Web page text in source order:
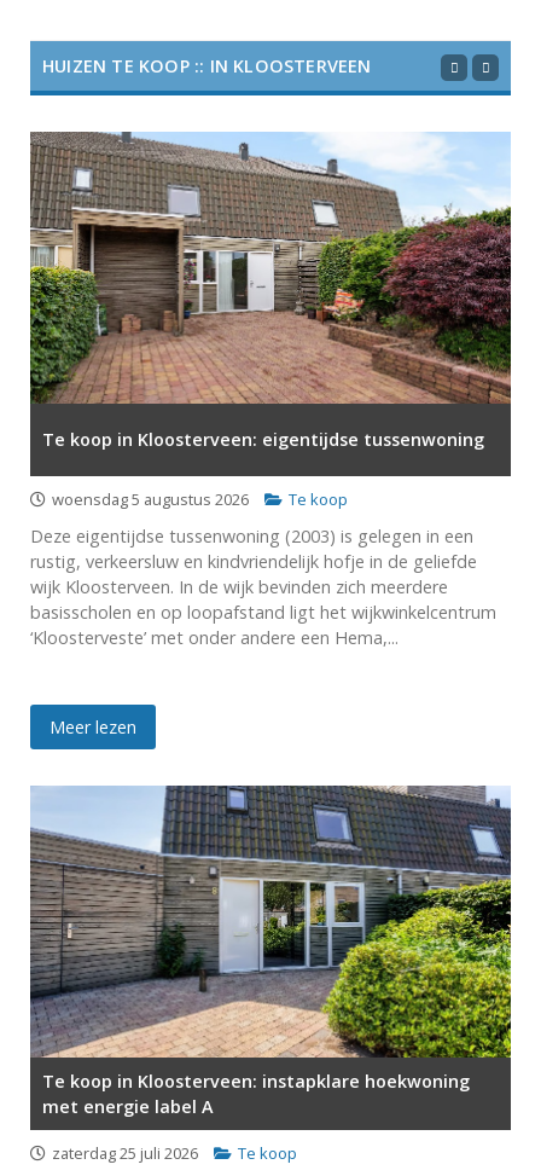
HUIZEN TE KOOP :: IN KLOOSTERVEEN
Te koop in Kloosterveen: eigentijdse tussenwoning
woensdag 5 augustus 2026 Te koop
Deze eigentijdse tussenwoning (2003) is gelegen in een
rustig, verkeersluw en kindvriendelijk hofje in de geliefde
wijk Kloosterveen. In de wijk bevinden zich meerdere
basisscholen en op loopafstand ligt het wijkwinkelcentrum
‘Kloosterveste’ met onder andere een Hema,...
Meer lezen
Te koop in Kloosterveen: instapklare hoekwoning
met energie label A
zaterdag 25 juli 2026 Te koop